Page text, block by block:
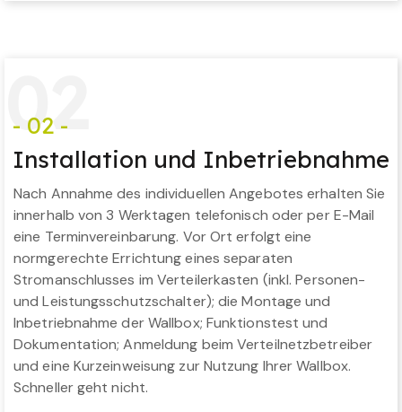
02
- 02 -
Installation und Inbetriebnahme
Nach Annahme des individuellen Angebotes erhalten Sie
innerhalb von 3 Werktagen telefonisch oder per E-Mail
eine Terminvereinbarung. Vor Ort erfolgt eine
normgerechte Errichtung eines separaten
Stromanschlusses im Verteilerkasten (inkl. Personen-
und Leistungsschutzschalter); die Montage und
Inbetriebnahme der Wallbox; Funktionstest und
Dokumentation; Anmeldung beim Verteilnetzbetreiber
und eine Kurzeinweisung zur Nutzung Ihrer Wallbox.
Schneller geht nicht.